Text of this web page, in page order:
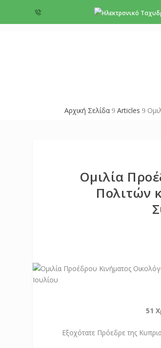
Αρχική Σελίδα 9 Articles 9
Ομιλία
Πολιτών
51
Εξοχότατε Πρόεδρε της